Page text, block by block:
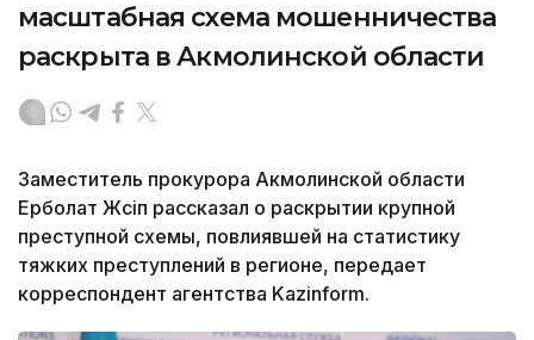
масштабная схема мошенничества
раскрыта в Акмолинской области
Заместитель прокурора Акмолинской области
Ерболат Жүсіп рассказал о раскрытии крупной
преступной схемы, повлиявшей на статистику
тяжких преступлений в регионе, передает
корреспондент агентства Kazinform.